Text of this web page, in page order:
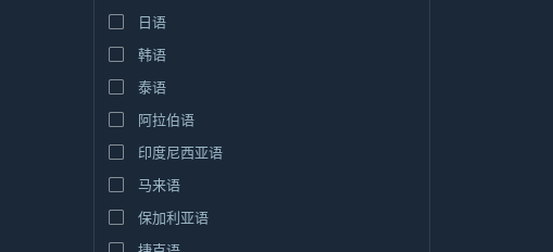
日语
韩语
泰语
阿拉伯语
印度尼西亚语
马来语
保加利亚语